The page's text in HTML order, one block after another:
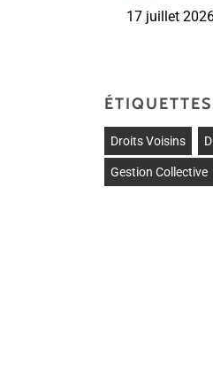
17 juillet
ÉTIQUETTES
Droits Voisins
Gestion Collective